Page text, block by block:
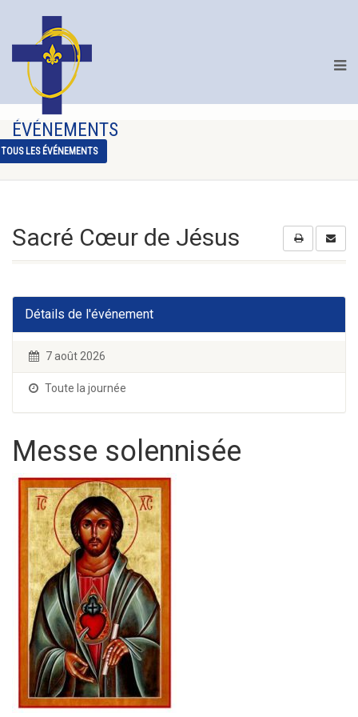
ÉVÉNEMENTS
TOUS LES ÉVÉNEMENTS
Sacré Cœur de Jésus
Détails de l'événement
7 août 2026
Toute la journée
Messe solennisée